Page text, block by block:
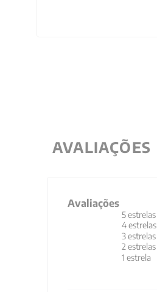
AVALIAÇÕES
Avaliações
5estrelas
4estrelas
3estrelas
2 estrelas
1 estrela